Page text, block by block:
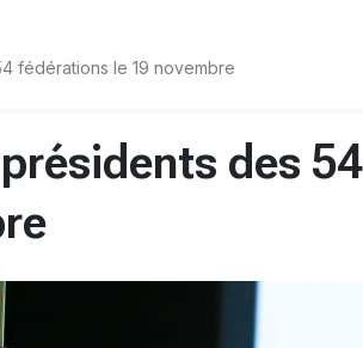
fédérations le 19 novembre
des 54